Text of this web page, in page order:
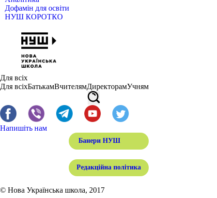
Дофамін для освіти
НУШ КОРОТКО
Для всіх
Для всіхБатькамВчителямДиректорамУчням
Напишіть нам
Банери НУШ
Редакційна політика
© Нова Українська школа, 2017